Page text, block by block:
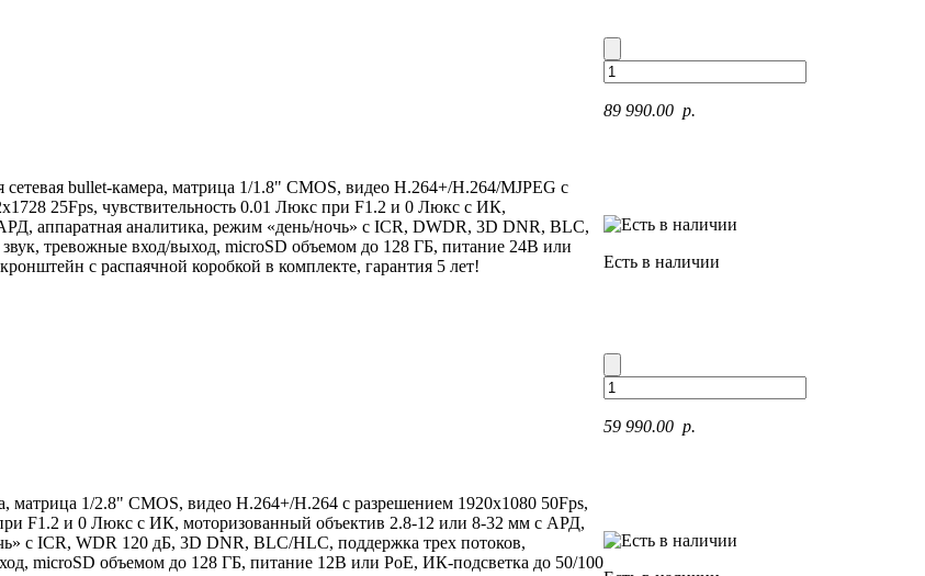
bullet-камера, матрица 1/1.8" CMOS, видео H.264+/H.264/MJPEG с
25Fps, чувствительность 0.01 Люкс при F1.2 и 0 Люкс с ИК,
аппаратная аналитика, режим «день/ночь» с ICR, DWDR, 3D DNR, BLC,
тревожные вход/выход, microSD объемом до 128 ГБ, питание 24В или
с распаячной коробкой в комплекте, гарантия 5 лет!
89 990.00 p.
Есть в наличии
матрица 1/2.8" CMOS, видео H.264+/H.264 с разрешением 1920x1080 50Fps,
F1.2 и 0 Люкс с ИК, моторизованный объектив 2.8-12 или 8-32 мм с АРД,
с ICR, WDR 120 дБ, 3D DNR, BLC/HLC, поддержка трех потоков,
microSD объемом до 128 ГБ, питание 12В или PoE, ИК-подсветка до 50/100
59 990.00 p.